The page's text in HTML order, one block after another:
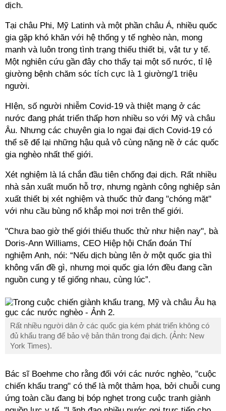
dịch.
Tại châu Phi, Mỹ Latinh và một phần châu Á, nhiều quốc
gia gặp khó khăn với hệ thống y tế nghèo nàn, mong
manh và luôn trong tình trạng thiếu thiết bị, vật tư y tế.
Một nghiên cứu gần đây cho thấy tại một số nước, tỉ lệ
giường bệnh chăm sóc tích cực là 1 giường/1 triệu
người.
HIện, số người nhiễm Covid-19 và thiệt mạng ở các
nước đang phát triển thấp hơn nhiều so với Mỹ và châu
Âu. Nhưng các chuyên gia lo ngại đại dịch Covid-19 có
thể sẽ để lại những hậu quả vô cùng nặng nề ở các quốc
gia nghèo nhất thế giới.
Xét nghiệm là lá chắn đầu tiên chống đại dịch. Rất nhiều
nhà sản xuất muốn hỗ trợ, nhưng ngành công nghiệp sản
xuất thiết bị xét nghiệm và thuốc thử đang "chóng mặt"
với nhu cầu bùng nổ khắp mọi nơi trên thế giới.
"Chưa bao giờ thế giới thiếu thuốc thử như hiện nay", bà
Doris-Ann Williams, CEO Hiệp hội Chẩn đoán Thí
nghiệm Anh, nói: “Nếu dịch bùng lên ở một quốc gia thì
không vấn đề gì, nhưng mọi quốc gia lớn đều đang cần
nguồn cung y tế giống nhau, cùng lúc”.
Rất nhiều người dân ở các quốc gia kém phát triển không có
đủ khẩu trang để bảo vệ bản thân trong đại dịch. (Ảnh: New
York Times).
Bác sĩ Boehme cho rằng đối với các nước nghèo, "cuộc
chiến khẩu trang" có thể là một thảm họa, bởi chuỗi cung
ứng toàn cầu đang bị bóp nghẹt trong cuộc tranh giành